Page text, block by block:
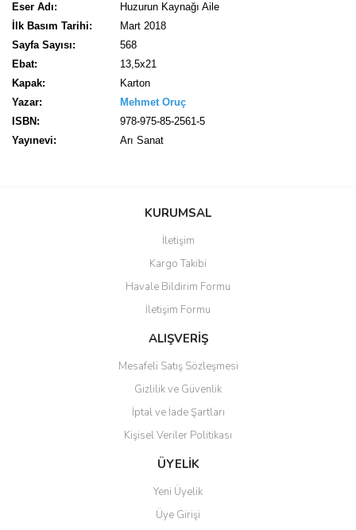
Eser Adı:
Huzurun Kaynağı Aile
İlk Basım Tarihi:
Mart 2018
Sayfa Sayısı:
568
Ebat:
13,5x21
Kapak:
Karton
Yazar:
Mehmet Oruç
ISBN:
978-975-85-2561-5
Yayınevi:
Arı Sanat
Bu ürüne ilk yorumu siz yapın!
Ürün resmi kalitesiz, bozuk veya görüntülenemiyor.
Ürün açıklamasında eksik bilgiler bulunuyor.
Ürün bilgilerinde hatalar bulunuyor.
Ürün fiyatı diğer sitelerden daha pahalı.
Gönder
KURUMSAL
İletişim
Kargo Takibi
Havale Bildirim Formu
İletişim Formu
ALIŞVERİŞ
Mesafeli Satış Sözleşmesi
Gizlilik ve Güvenlik
İptal ve İade Şartları
Kişisel Veriler Politikası
ÜYELİK
Yeni Üyelik
Üye Girişi